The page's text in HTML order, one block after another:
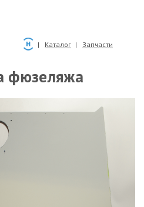
Каталог Запчасти
фюзеляжа